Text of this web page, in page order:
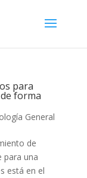
para
forma
General
de
para una
está en el